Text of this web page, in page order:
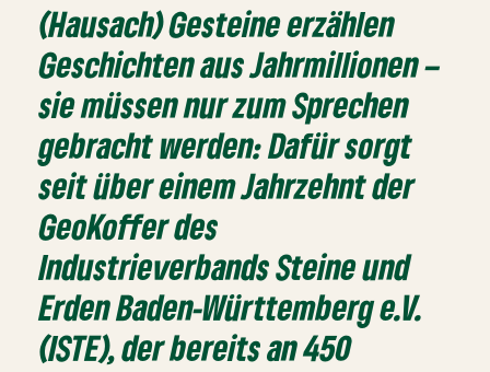
(Hausach) Gesteine erzählen
Geschichten aus Jahrmillionen –
sie müssen nur zum Sprechen
gebracht werden: Dafür sorgt
seit über einem Jahrzehnt der
GeoKoffer des
Industrieverbands Steine und
Erden Baden-Württemberg e.V.
(ISTE), der bereits an 450